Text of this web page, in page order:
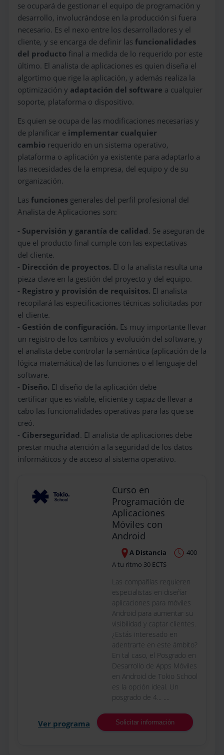
se ocupará de gestionar el equipo de programación y
desarrollo, involucrándose en la producción si fuera
necesario. Es el nexo entre los desarrolladores y el
cliente, y se encarga de definir las funcionalidades
del producto final a medida de lo requerido por este
último. El analista de aplicaciones es quien diseña el
algortimo que rige la aplicación, y además realiza la
optimización y adaptación del software a cualquier
soporte, plataforma o dispositivo.
Es quien se ocupa de las modificaciones necesarias y
de planificar e implementar cualquier
cambio requerido en un sistema operativo,
plataforma o aplicación ya existente para adaptarlo a
las necesidades de la empresa, del equipo y de su
organización.
Las funciones generales del perfil profesional del
Analista de Aplicaciones son:
- Supervisión y garantía de calidad. Se aseguran de
que el producto final cumple con las expectativas
del cliente.
- Dirección de proyectos. El o la analista resulta una
pieza clave en la gestión del proyecto y del equipo.
- Registro y provisión de requisitos. El analista
recopilará las especificaciones técnicas solicitadas por
el cliente.
- Gestión de configuración. Es muy importante llevar
un registro de los cambios y evolución del software, y
el analista debe controlar la semántica (aplicación de la
lógica matemática) de las funciones o el lenguaje del
software.
- Diseño. El diseño de la aplicación debe
certificar que es viable, eficiente y capaz de llevar a
cabo las funcionalidades operativas para las que se
creó.
- Ciberseguridad. El analista de aplicaciones debe
prestar mucha atención a la seguridad de los datos
informáticos y de acceso al sistema operativo.
Curso en
Programación de
Aplicaciones
Móviles con
Android
A Distancia
400
A tu ritmo 30 ECTS
Las compañías requieren
especialistas en diseñar
aplicaciones para móviles
Android para aumentar su
visibilidad y captar clientes.
¿Estás interesado en
adentrarte en este ámbito?
En tal caso, el Posgrado en
Desarrollo de Apps Móviles
en Android de Tokio School
es la opción ideal. Un
posgrado de 4... ....
Ver programa Solicitar información